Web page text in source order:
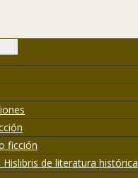
ficción
Hislibris de literatura histórica